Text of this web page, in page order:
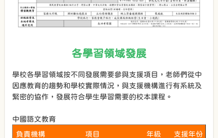
各學習領域發展
學校各學習領域按不同發展需要參與支援項目，老師們從中
因應教育的趨勢和學校實際情況，與支援機構進行有系統及
緊密的協作，發展符合學生學習需要的校本課程。
中國語文教育
負責機構 項目 年級 支援年份